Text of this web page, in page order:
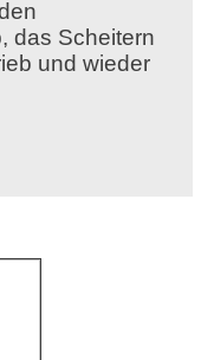
das Scheitern
und wieder